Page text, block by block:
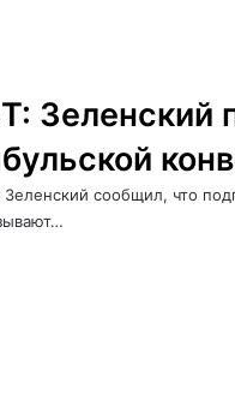
Зеленский
сообщил, что